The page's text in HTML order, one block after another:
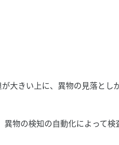
大きい上に、異物の見落とし
物の検知の自動化によって